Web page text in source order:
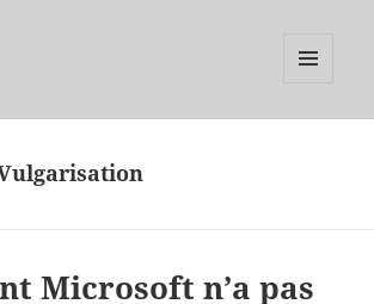
Microsoft n’a pas